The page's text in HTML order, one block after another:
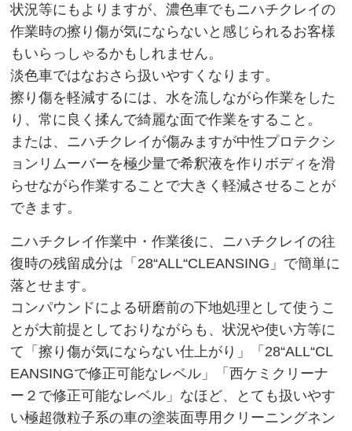
【20系“F”SILVER】犠牲被膜復元コーティング
コーティングWAX
【PG1-R改】硬化系ウレタンレジン配合簡易コーティン
クイックディテイラー
【CNT希釈液】カーボンナノチューブ希釈液
【CNTシャンプー】カーボンナノチューブ配合帯電防止
PH7.0中性脱脂シャンプー【泡吸着ダブル洗浄モデル】
PH8.7弱アルカリ性シャンプー【泡吸着ダブル洗浄モデ
ル】
PH2.8酸性シャンプー【泡吸着ダブル洗浄モデル】
酸性CTRシャンプー
【エタノール脱脂剤】
状況等にもよりますが、濃色車でもニハチクレイの
作業時の擦り傷が気にならないと感じられるお客様
もいらっしゃるかもしれません。
淡色車ではなおさら扱いやすくなります。
擦り傷を軽減するには、水を流しながら作業をした
り、常に良く揉んで綺麗な面で作業をすること。
または、ニハチクレイが傷みますが中性プロテクシ
ョンリムーバーを極少量で希釈液を作りボディを滑
らせながら作業することで大きく軽減させることが
できます。
ニハチクレイ作業中・作業後に、ニハチクレイの往
復時の残留成分は「28“ALL“CLEANSING」で簡単に
落とせます。
コンパウンドによる研磨前の下地処理として使うこ
とが大前提としておりながらも、状況や使い方等に
て 「擦り傷が気にならない仕上がり」「 28“ALL“CL
EANSINGで修正可能なレベル 」「西ケミクリーナ
ー２で修正可能なレベル」 なほど、とても扱いやす
い極超微粒子系の車の塗装面専用クリーニングネン